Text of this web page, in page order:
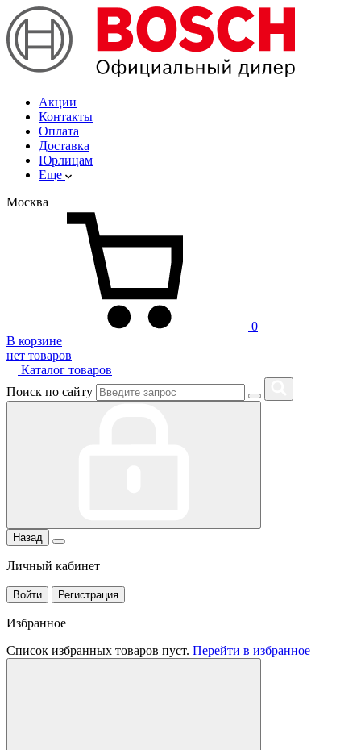
Акции
Контакты
Оплата
Доставка
Юрлицам
Еще
Москва
0
В корзине
нет товаров
Каталог товаров
Поиск по сайту
Назад
Личный кабинет
Войти Регистрация
Избранное
Список избранных товаров пуст. Перейти в избранное